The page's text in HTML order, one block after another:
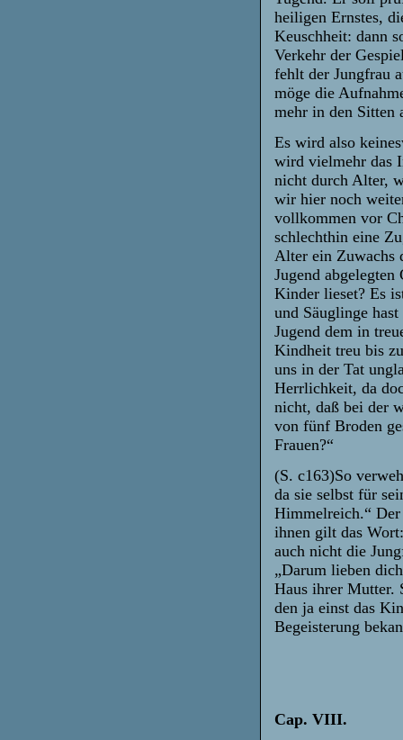
heiligen Ernstes,
Keuschheit: dann
Verkehr der
fehlt der Jungfrau
möge die
mehr in den
Es wird also
wird vielmehr das
nicht durch Alter,
wir hier noch
vollkommen vor
schlechthin eine
Alter ein Zuwachs
Jugend
Kinder lieset? Es
und Säuglinge
Jugend dem in
Kindheit treu bis
uns in der Tat
Herrlichkeit, da
nicht, daß bei der
von fünf Broden
Frauen?“
(S. c163)So
da sie selbst für
Himmelreich.“
ihnen gilt das
auch nicht die
„Darum lieben
Haus ihrer Mutter.
den ja einst das
Begeisterung
Cap. VIII.